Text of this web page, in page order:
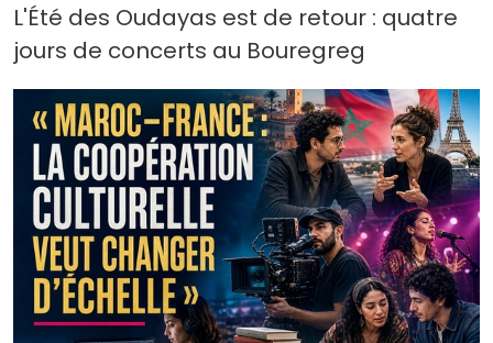
L'Été des Oudayas est de retour : quatre
jours de concerts au Bouregreg